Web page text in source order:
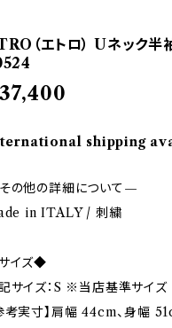
（エトロ） Uネック
shipping
の他の詳細について—
in ITALY / 刺繍
イズ◆
サイズ：S ※当店基準サイズ
考実寸】肩幅 44cm、身幅